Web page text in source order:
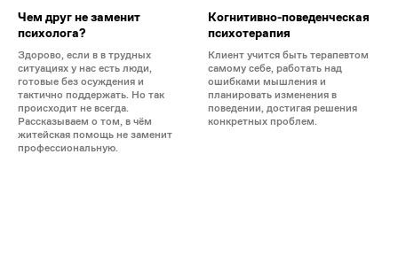
Чем друг не заменит
психолога?
Здорово, если в в трудных
ситуациях у нас есть люди,
готовые без осуждения и
тактично поддержать. Но так
происходит не всегда.
Рассказываем о том, в чём
житейская помощь не заменит
профессиональную.
Когнитивно-поведенческая
психотерапия
Клиент учится быть терапевтом
самому себе, работать над
ошибками мышления и
планировать изменения в
поведении, достигая решения
конкретных проблем.